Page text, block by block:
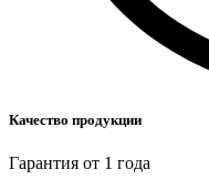
Качество продукции
Гарантия от 1 года